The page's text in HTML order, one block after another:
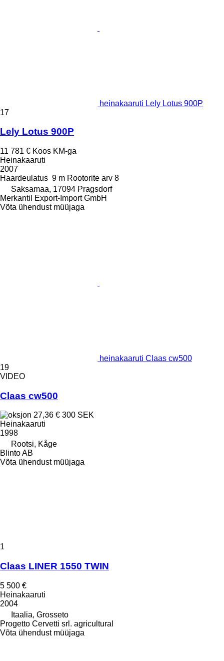
heinakaaruti Lely Lotus 900P
17
Lely Lotus 900P
11 781 € Koos KM-ga
Heinakaaruti
2007
Haardeulatus 9 m Rootorite arv 8
Saksamaa, 17094 Pragsdorf
Merkantil Export-Import GmbH
Võta ühendust müüjaga
heinakaaruti Claas cw500
19
VIDEO
Claas cw500
27,36 € 300 SEK
Heinakaaruti
1998
Rootsi, Kåge
Blinto AB
Võta ühendust müüjaga
1
Claas LINER 1550 TWIN
5 500 €
Heinakaaruti
2004
Itaalia, Grosseto
Progetto Cervetti srl. agricultural
Võta ühendust müüjaga